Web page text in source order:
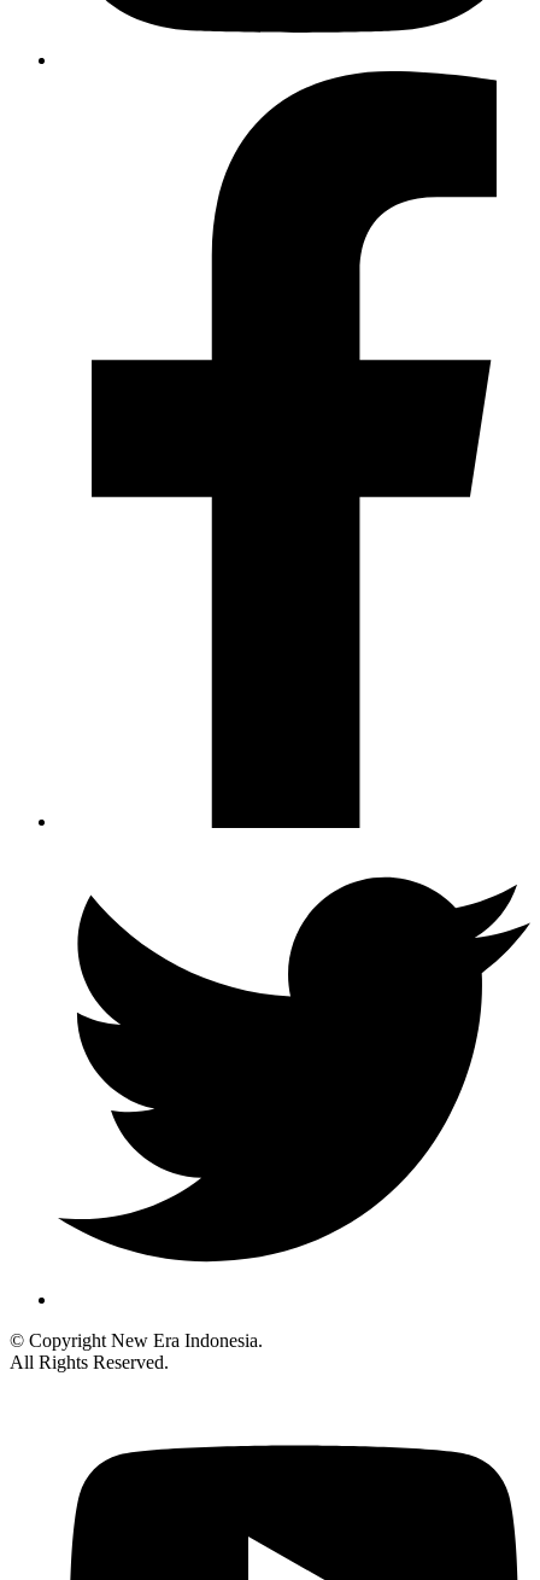
© Copyright New Era Indonesia.
All Rights Reserved.